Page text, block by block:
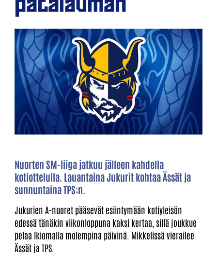
Nuorten SM-liiga jatkuu jälleen kahdella
kotiottelulla. Lauantaina Jukurit kohtaa Ässät ja
sunnuntaina TPS:n.
Jukurien A-nuoret pääsevät esiintymään kotiyleisön
edessä tänäkin viikonloppuna kaksi kertaa, sillä joukkue
pelaa Ikiomalla molempina päivinä. Mikkelissä vierailee
Ässät ja TPS.